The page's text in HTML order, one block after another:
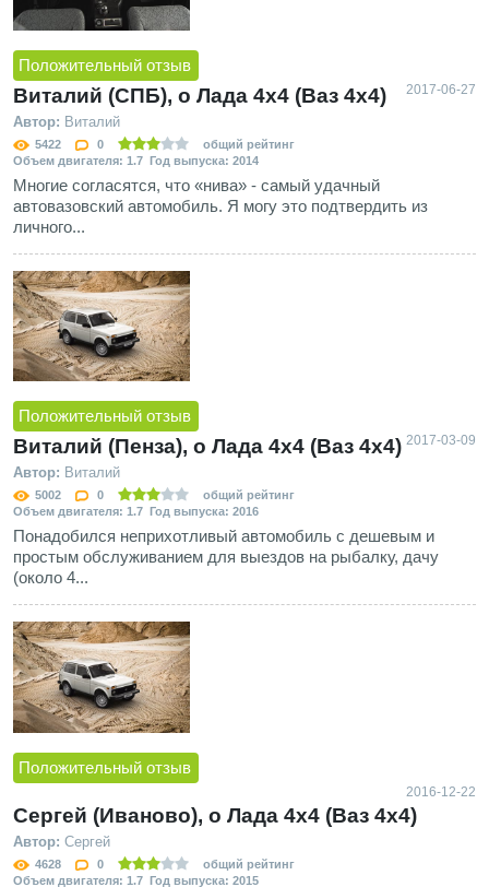
Положительный отзыв
2017-06-27
Виталий (СПБ), о Лада 4х4 (Ваз 4x4)
Автор: Виталий
5422 0
общий рейтинг
Объем двигателя: 1.7 Год выпуска: 2014
Многие согласятся, что «нива» - самый удачный
автовазовский автомобиль. Я могу это подтвердить из
личного...
Положительный отзыв
2017-03-09
Виталий (Пенза), о Лада 4х4 (Ваз 4x4)
Автор: Виталий
5002 0
общий рейтинг
Объем двигателя: 1.7 Год выпуска: 2016
Понадобился неприхотливый автомобиль с дешевым и
простым обслуживанием для выездов на рыбалку, дачу
(около 4...
Положительный отзыв
2016-12-22
Сергей (Иваново), о Лада 4х4 (Ваз 4x4)
Автор: Сергей
4628 0
общий рейтинг
Объем двигателя: 1.7 Год выпуска: 2015